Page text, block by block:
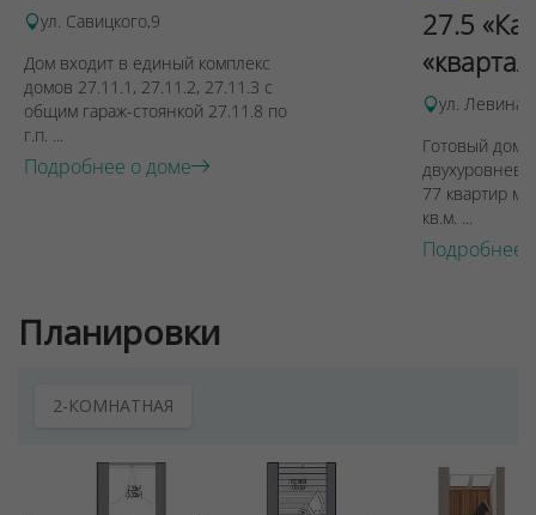
ул. Савицкого,9
Дом входит в единый комплекс
домов 27.11.1, 27.11.2, 27.11.3 с
общим гараж-стоянкой 27.11.8 по
г.п. ...
Подробнее о доме
27.5
ул. Левина,
Готовый дом
77 квартир
кв.м. ...
Подробнее
Планировки
2-КОМНАТНАЯ